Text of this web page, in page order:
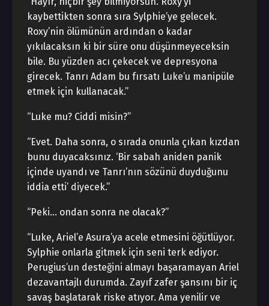
kaybettikten sonra sıra Sylphie’ye gelecek.
Roxy’nin ölümünün ardından o kadar
yıkılacaksın ki bir süre onu düşünmeyeceksin
bile. Bu yüzden acı çekecek ve depresyona
girecek. Tanrı Adam bu fırsatı Luke’u manipüle
etmek için kullanacak.”
“Luke mu? Ciddi misin?”
“Evet. Daha sonra, o sırada onunla çıkan kızdan
bunu duyacaksınız. ‘Bir sabah aniden panik
içinde uyandı ve Tanrı’nın sözünü duyduğunu
iddia etti’ diyecek.”
“Peki… ondan sonra ne olacak?”
“Luke, Ariel’e Asura’ya acele etmesini öğütlüyor.
Sylphie onlarla gitmek için seni terk ediyor.
Perugius’un desteğini almayı başaramayan Ariel
dezavantajlı durumda. Zayıf zafer şansını bir iç
savaş başlatarak riske atıyor. Ama yenilir ve